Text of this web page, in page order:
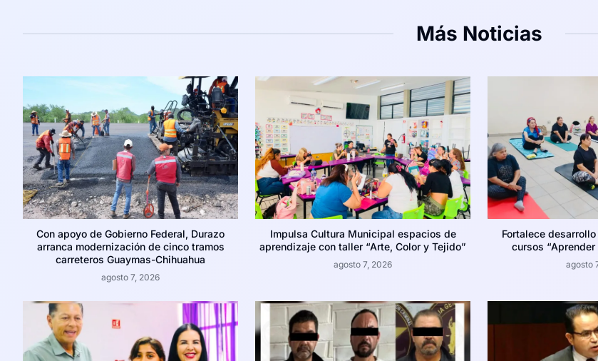
Más Noticias
Con apoyo de Gobierno Federal, Durazo
arranca modernización de cinco tramos
carreteros Guaymas-Chihuahua
agosto 7, 2026
Impulsa Cultura Municipal espacios de
aprendizaje con taller “Arte, Color y Tejido”
agosto 7, 2026
Fortalece
cursos “Aprender
agosto